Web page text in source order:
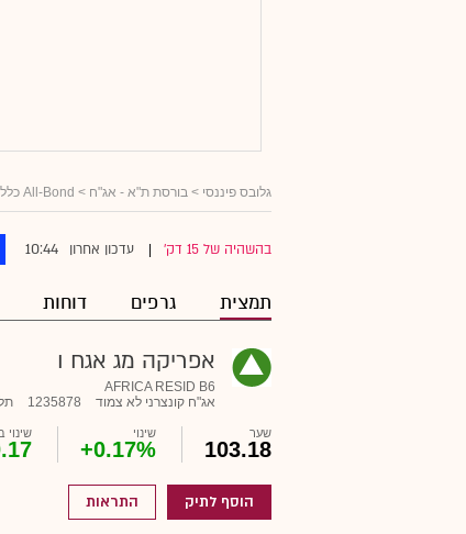
גלובס פיננסי > בורסת ת"א - אג"ח > All-Bond כללי
בהשהיה של 15 דק' עדכון אחרון 10:44
תמצית גרפים דוחות
אפריקה מג אגח ו
AFRICA RESID B6
אג"ח קונצרני לא צמוד
1235878
שער
103.18
שינוי
+0.17%
שינוי
הוסף לתיק התראות